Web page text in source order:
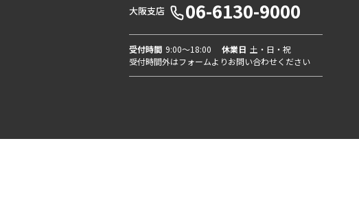
大阪支店 06-6130-9000
受付時間 9:00〜18:00 休業日 土・日・祝
受付時間外はフォームよりお問い合わせください